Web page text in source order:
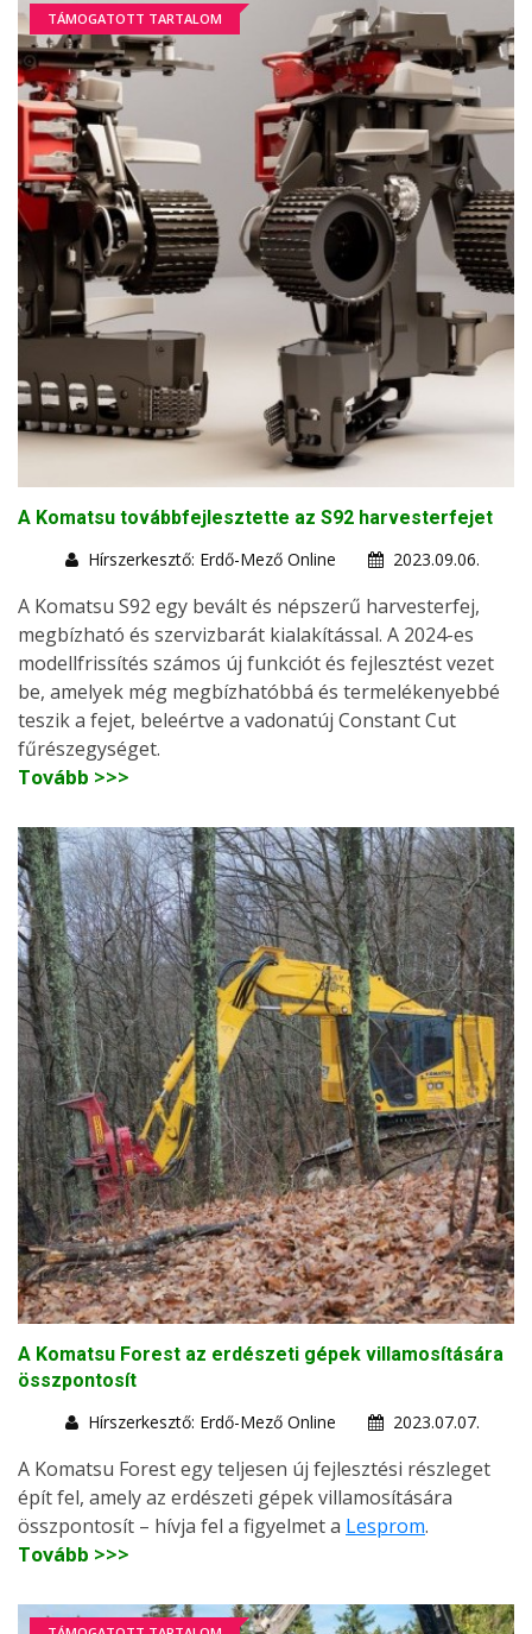
TÁMOGATOTT TARTALOM
A Komatsu továbbfejlesztette az S92 harvesterfejet
Hírszerkesztő: Erdő-Mező Online
2023.09.06.
A Komatsu S92 egy bevált és népszerű harvesterfej,
megbízható és szervizbarát kialakítással. A 2024-es
modellfrissítés számos új funkciót és fejlesztést vezet
be, amelyek még megbízhatóbbá és termelékenyebbé
teszik a fejet, beleértve a vadonatúj Constant Cut
fűrészegységet.
Tovább >>>
A Komatsu Forest az erdészeti gépek villamosítására
összpontosít
Hírszerkesztő: Erdő-Mező Online
2023.07.07.
A Komatsu Forest egy teljesen új fejlesztési részleget
épít fel, amely az erdészeti gépek villamosítására
összpontosít – hívja fel a figyelmet a Lesprom.
Tovább >>>